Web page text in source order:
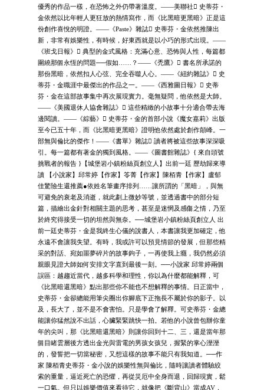
優秀的作品一樣，在恐怖之外仍帶著溫度。——美聯社 史蒂芬・
金依然以比年輕人更狂放的熱情寫作，而《比黑暗更黑暗》正是這
份創作喜悅的明證。——《Paste》雜誌 史蒂芬・金依然推陳出
新，非常有娛樂性，有時候，好東西就是以小巧的形式出現。——
《班戈日報》 典型的金式風格：充滿心意、恐怖與人性，每篇都
圍繞那個永恆的問題──假如……？——《禿鷹》 書名所承諾的
那份黑暗，依然扣人心弦、完全吞噬人心。——《紐約雜誌》 史
蒂芬・金職涯中最傑出的作品之一。——《西雅圖日報》 史蒂
芬・金在這部故事集中再次展現實力。毫無疑問，他依然是大師。
——《美國退休人協會雜誌》 這些精緻的小故事十分適合帶去海
邊閱讀。——《綜藝》 史蒂芬・金的首部小說《魔女嘉莉》出版
至今已五十年，而《比黑暗更黑暗》證明他依然處於創作顛峰。一
部無與倫比的傑作！——《書單》雜誌 讀者將被這些故事深深吸
引。每一篇都有著金的獨到風格。——《圖書館雜誌》{ 來自頭號
挑戰者的報告 }【城堡岩小鎮粉絲頁創立人】出前一廷 歷劫歸來導
讀 【小說家】邱常婷【作家】笭菁【作家】陳栢青【作家】盧郁
佳驚險生還推薦●依姓名筆畫序排列……讓所謂的「黑暗」，與無
可避免的衰老及消逝，就此劃上微妙等號，並透過書中的部分短
篇，描繪出金針對相關主題的思考，甚至是迷惘及感傷之情，乃至
於終究得接受一切的坦然與無奈。──城堡岩小鎮粉絲頁創立人 出
前一廷史蒂芬・金是我終生心儀的說書人，本書讓我更加確定，他
永遠不會讓我失望。有時，我或許可以預見情節的發展，但那些精
采的對話、宛如噩夢碎片的故事鉤子，一再使我上癮，我仍然必須
親眼見證大師如何安排文字直到最後一刻。──小說家 邱常婷兩個
誤區：越趨近當代，越多科學和理性，你以為什麼都能解釋，可
《比黑暗還黑暗》點出那些你不能也不想解釋的事情。日正當中，
史蒂芬・金卻總能用筆尖圈出你腳底下正拖長不屬於你的影子。以
及，長大了，並不是不會害怕。只是學會了解釋。可史蒂芬・金總
能讓你猛然說不出話，心臟緊緊跳快一拍。若他的小說曾包辦你童
年的尖叫，那《比黑暗還黑暗》則讓你回到十二、三，還是當年那
個目睹雲層後方透出金光與雷電的男孩女孩兒，握緊的掌心溼溼
的，發誓把一切當秘密，又想這樣的故事不能只有我知道。──作
家 陳栢青史蒂芬・金小說的娛樂性無與倫比，隨時讓讀者體驗絞
索的重量，逼近死亡的恐懼，再從災厄中全身而退，回歸現實，鬆
一口氣。但只以娛樂價值來看待它，就像把《斷背山》當成AV，